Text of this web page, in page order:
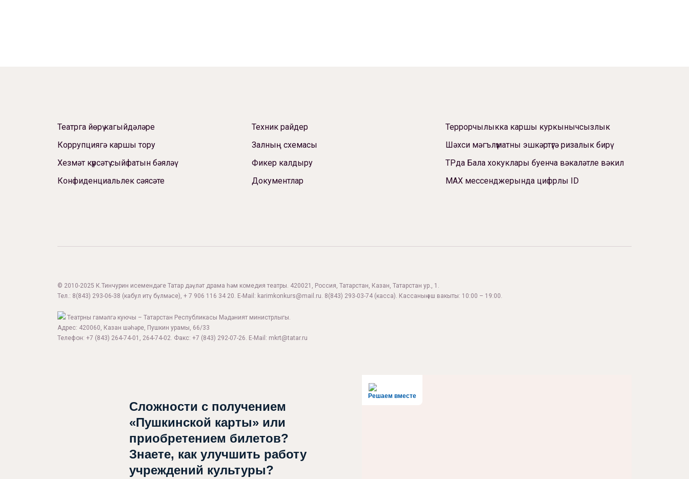
Театрга йөрү кагыйдәләре
Коррупциягә каршы тору
Хезмәт күрсәтү сыйфатын бәяләү
Конфиденциальлек сәясәте
Техник райдер
Залның схемасы
Фикер калдыру
Документлар
Террорчылыкка каршы куркынычсызлык
Шәхси мәгълүматны эшкәртүгә ризалык бирү
ТРда Бала хокуклары буенча вәкаләтле вәкил
МАХ мессенджерында цифрлы ID
© 2010-2025 К.Тинчурин исемендәге Татар дәүләт драма һәм комедия театры. 420021, Россия, Татарстан, Казан, Татарстан ур., 1.
Тел.: 8(843) 293-06-38 (кабул итү бүлмәсе), + 7 906 116 34 20. E-Mail: karimkonkurs@mail.ru. 8(843) 293-03-74 (касса). Кассаның эш вакыты: 10:00 – 19:00.
Театрны гамәлгә куючы – Татарстан Республикасы Мәдәният министрлыгы.
Адрес: 420060, Казан шәһәре, Пушкин урамы, 66/33
Телефон: +7 (843) 264-74-01, 264-74-02. Факс: +7 (843) 292-07-26. E-Mail: mkrt@tatar.ru
Решаем вместе
Сложности с получением
«Пушкинской карты» или
приобретением билетов?
Знаете, как улучшить работу
учреждений культуры?